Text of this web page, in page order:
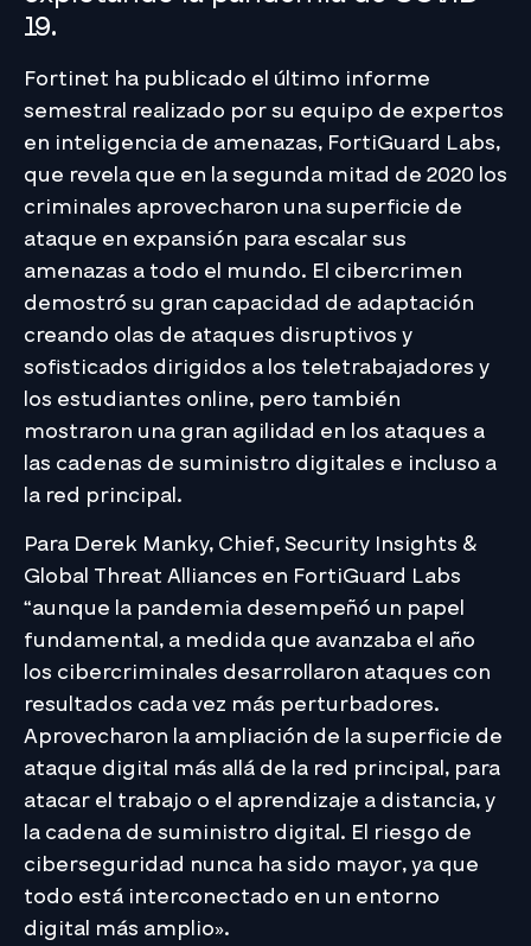
19.
Fortinet ha publicado el último informe
semestral realizado por su equipo de expertos
en inteligencia de amenazas, FortiGuard Labs,
que revela que en la segunda mitad de 2020 los
criminales aprovecharon una superficie de
ataque en expansión para escalar sus
amenazas a todo el mundo. El cibercrimen
demostró su gran capacidad de adaptación
creando olas de ataques disruptivos y
sofisticados dirigidos a los teletrabajadores y
los estudiantes online, pero también
mostraron una gran agilidad en los ataques a
las cadenas de suministro digitales e incluso a
la red principal.
Para Derek Manky, Chief, Security Insights &
Global Threat Alliances en FortiGuard Labs
“aunque la pandemia desempeñó un papel
fundamental, a medida que avanzaba el año
los cibercriminales desarrollaron ataques con
resultados cada vez más perturbadores.
Aprovecharon la ampliación de la superficie de
ataque digital más allá de la red principal, para
atacar el trabajo o el aprendizaje a distancia, y
la cadena de suministro digital. El riesgo de
ciberseguridad nunca ha sido mayor, ya que
todo está interconectado en un entorno
digital más amplio».